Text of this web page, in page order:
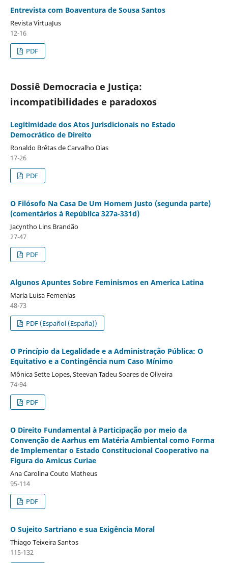
Entrevista com Boaventura de Sousa Santos
Revista VirtuaJus
12-16
PDF
Dossiê Democracia e Justiça:
incompatibilidades e paradoxos
Legitimidade dos Atos Jurisdicionais no Estado
Democrático de Direito
Ronaldo Brêtas de Carvalho Dias
17-26
PDF
O Filósofo Na Casa De Um Homem Justo (segunda parte)
(comentários à República 327a-331d)
Jacyntho Lins Brandão
27-47
PDF
Algunos Apuntes Sobre Feminismos en America Latina
María Luisa Femenías
48-73
PDF (Español (España))
O Princípio da Legalidade e a Administração Pública: O
Equitativo e a Contingência num Caso Mínimo
Mônica Sette Lopes, Steevan Tadeu Soares de Oliveira
74-94
PDF
O Direito Fundamental à Participação por meio da
Convenção de Aarhus em Matéria Ambiental como Forma
de Implementar o Estado Constitucional Cooperativo na
Figura do Amicus Curiae
Ana Carolina Couto Matheus
95-114
PDF
O Sujeito Sartriano e sua Exigência Moral
Thiago Teixeira Santos
115-132